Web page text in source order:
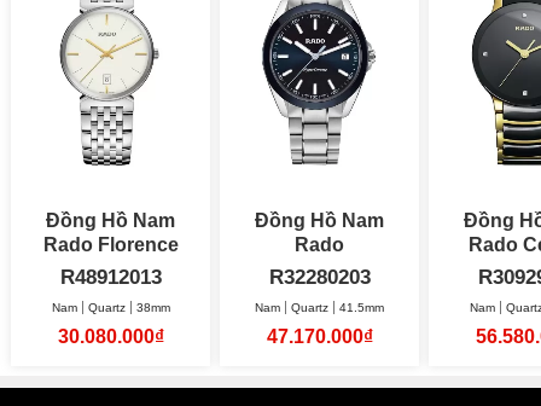
Đồng Hồ Nam
Rado Florence
38mm
R48912013
Nam Quartz 38mm
30.080.000₫
Đồng Hồ Nam
Rado
HyperChrome
R32280203
Nam Quartz 41.5mm
47.170.000₫
Đồng
Rado
Nam